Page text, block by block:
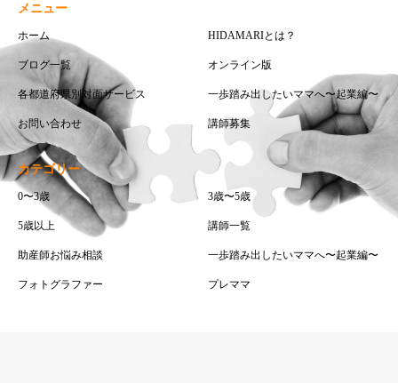
メニュー
ホーム HIDAMARIとは？
ブログ一覧 オンライン版
各都道府県別対面サービス 一歩踏み出したいママへ〜起業編〜
お問い合わせ 講師募集
カテゴリー
0〜3歳 3歳〜5歳
5歳以上 講師一覧
助産師お悩み相談 一歩踏み出したいママへ〜起業編〜
フォトグラファー プレママ